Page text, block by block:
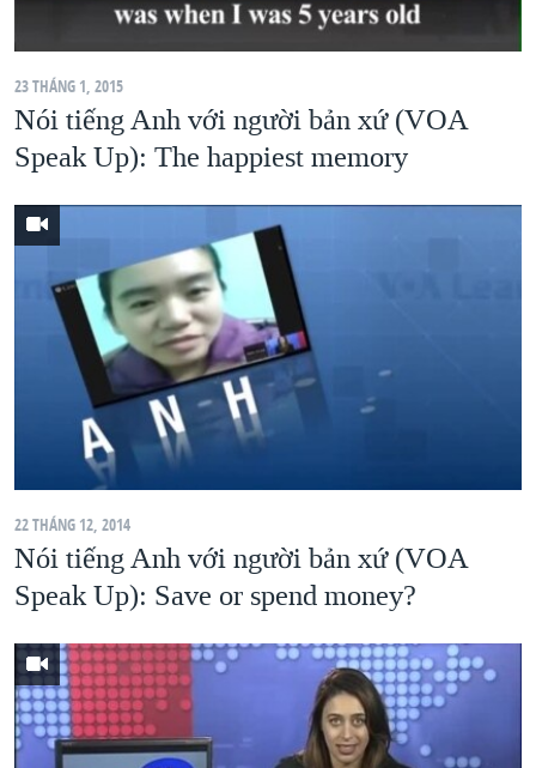
23 THÁNG 1, 2015
Nói tiếng Anh với người bản xứ (VOA
Speak Up): The happiest memory
22 THÁNG 12, 2014
Nói tiếng Anh với người bản xứ (VOA
Speak Up): Save or spend money?